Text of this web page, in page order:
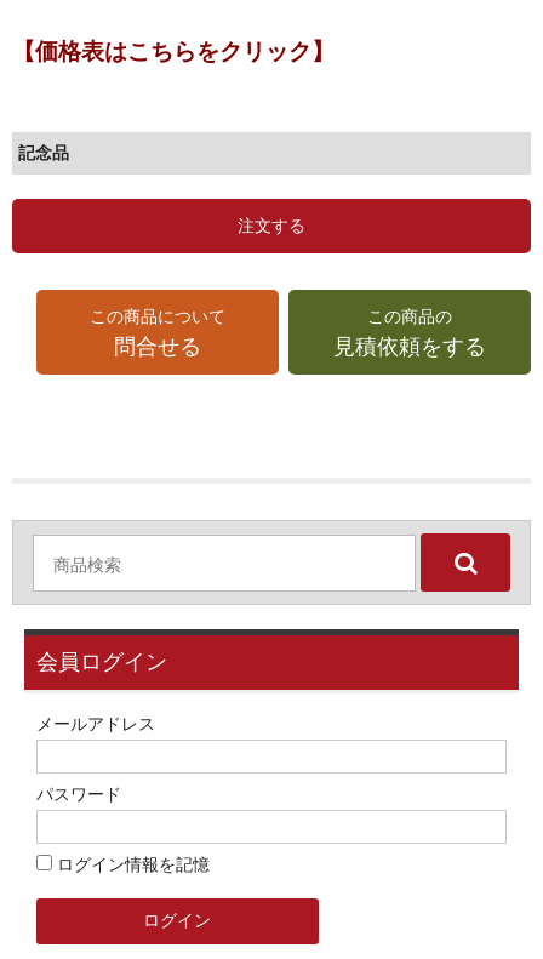
【価格表はこちらをクリック】
記念品
注文する
この商品について
問合せる
この商品の
見積依頼をする
会員ログイン
メールアドレス
パスワード
ログイン情報を記憶